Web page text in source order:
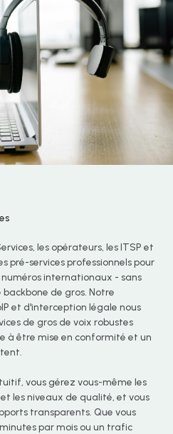
les opérateurs, les ITSP et
pré-services professionnels pour
internationaux - sans
de gros. Notre
et d'interception légale nous
de gros de voix robustes
à être mise en conformité et un
vous gérez vous-même les
les niveaux de qualité, et vous
transparents. Que vous
par mois ou un trafic